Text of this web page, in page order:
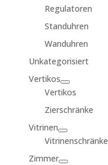
Regulatoren
Standuhren
Wanduhren
Unkategorisiert
Vertikos
Vertikos
Zierschränke
Vitrinen
Vitrinenschränke
Zimmer